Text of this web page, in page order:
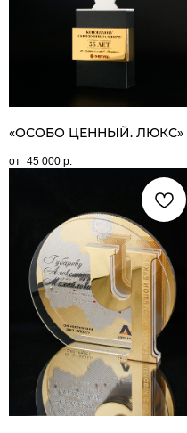
«ОСОБО ЦЕННЫЙ. ЛЮКС»
45 000 р.